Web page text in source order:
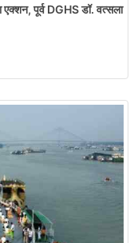
पूर्व DGHS डॉ. वत्सला